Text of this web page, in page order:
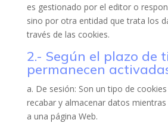
es gestionado por el editor o
sino por otra entidad que trata los
través de las cookies.
2.- Según el plazo de
permanecen
a. De sesión: Son un tipo de
recabar y almacenar datos
a una página Web.